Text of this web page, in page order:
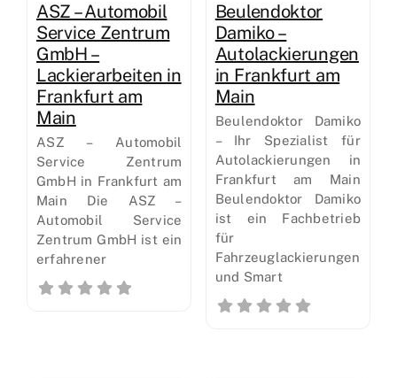
ASZ – Automobil
Service Zentrum
GmbH –
Lackierarbeiten in
Frankfurt am
Main
ASZ – Automobil
Service Zentrum
GmbH in Frankfurt am
Main Die ASZ –
Automobil Service
Zentrum GmbH ist ein
erfahrener
Beulendoktor
Damiko –
Autolackierungen
in Frankfurt am
Main
Beulendoktor Damiko
– Ihr Spezialist für
Autolackierungen in
Frankfurt am Main
Beulendoktor Damiko
ist ein Fachbetrieb
für
Fahrzeuglackierungen
und Smart